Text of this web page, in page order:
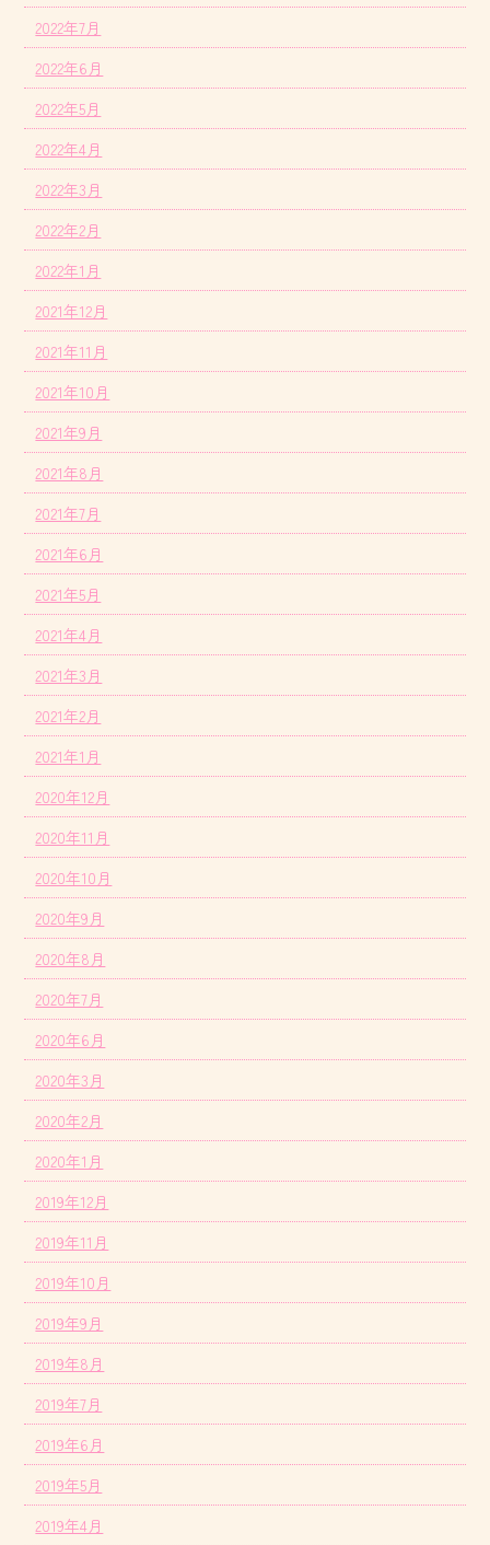
2022年7月
2022年6月
2022年5月
2022年4月
2022年3月
2022年2月
2022年1月
2021年12月
2021年11月
2021年10月
2021年9月
2021年8月
2021年7月
2021年6月
2021年5月
2021年4月
2021年3月
2021年2月
2021年1月
2020年12月
2020年11月
2020年10月
2020年9月
2020年8月
2020年7月
2020年6月
2020年3月
2020年2月
2020年1月
2019年12月
2019年11月
2019年10月
2019年9月
2019年8月
2019年7月
2019年6月
2019年5月
2019年4月